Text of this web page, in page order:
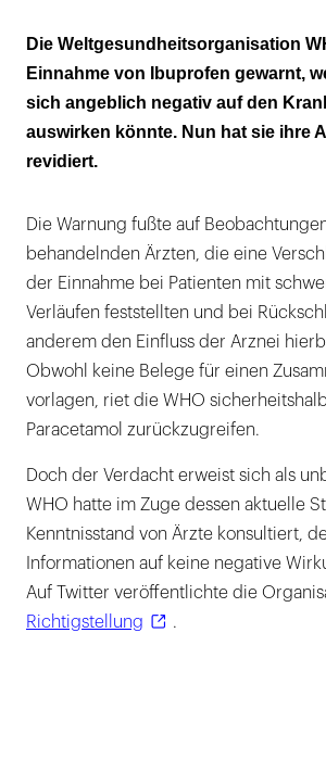
Die Weltgesundheitsorganisation
Einnahme von Ibuprofen gewarnt,
sich angeblich negativ auf den
auswirken könnte. Nun hat sie ihre
revidiert.
Die Warnung fußte auf
behandelnden Ärzten, die eine
der Einnahme bei Patienten mit
Verläufen feststellten und bei
anderem den Einfluss der Arznei
Obwohl keine Belege für einen
vorlagen, riet die WHO
Paracetamol zurückzugreifen.
Doch der Verdacht erweist sich als
WHO hatte im Zuge dessen aktuelle
Kenntnisstand von Ärzte konsultiert,
Informationen auf keine negative
Auf Twitter veröffentlichte die
Richtigstellung
.